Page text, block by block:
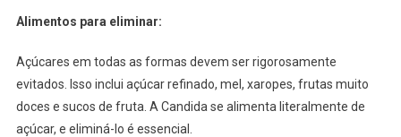
Alimentos para eliminar:
Açúcares em todas as formas devem ser rigorosamente
evitados. Isso inclui açúcar refinado, mel, xaropes, frutas muito
doces e sucos de fruta. A Candida se alimenta literalmente de
açúcar, e eliminá-lo é essencial.